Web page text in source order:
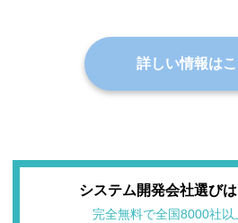
詳しい情報は
システム開発会社選び
完全無料で全国8000社以